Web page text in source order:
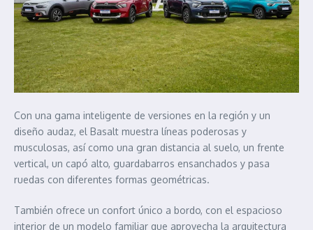
Con una gama inteligente de versiones en la región y un
diseño audaz, el Basalt muestra líneas poderosas y
musculosas, así como una gran distancia al suelo, un frente
vertical, un capó alto, guardabarros ensanchados y pasa
ruedas con diferentes formas geométricas.
También ofrece un confort único a bordo, con el espacioso
interior de un modelo familiar que aprovecha la arquitectura